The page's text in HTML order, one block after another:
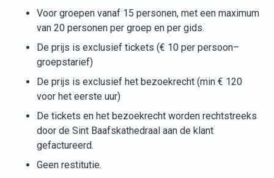
Voor groepen vanaf 15 personen, met een maximum
van 20 personen per groep en per gids.
De prijs is exclusief tickets (€ 10 per persoon–
groepstarief)
De prijs is exclusief het bezoekrecht (min € 120
voor het eerste uur)
De tickets en het bezoekrecht worden rechtstreeks
door de Sint Baafskathedraal aan de klant
gefactureerd.
Geen restitutie.